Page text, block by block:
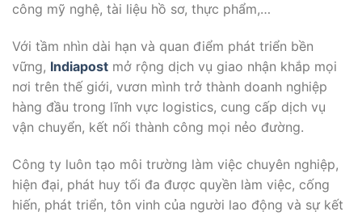
công mỹ nghệ, tài liệu hồ sơ, thực phẩm,…
Với tầm nhìn dài hạn và quan điểm phát triển bền
vững, Indiapost mở rộng dịch vụ giao nhận khắp mọi
nơi trên thế giới, vươn mình trở thành doanh nghiệp
hàng đầu trong lĩnh vực logistics, cung cấp dịch vụ
vận chuyển, kết nối thành công mọi nẻo đường.
Công ty luôn tạo môi trường làm việc chuyên nghiệp,
hiện đại, phát huy tối đa được quyền làm việc, cống
hiến, phát triển, tôn vinh của người lao động và sự kết